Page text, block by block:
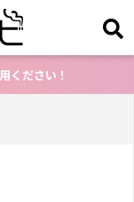
ください！